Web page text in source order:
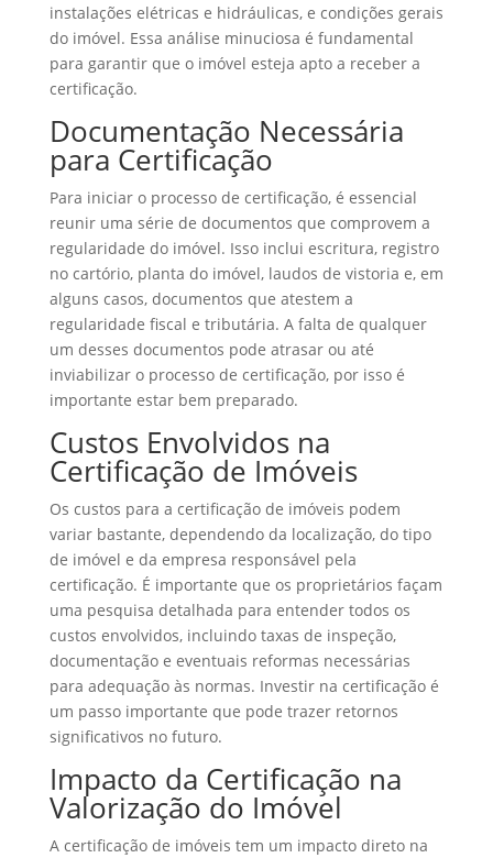
instalações elétricas e hidráulicas, e condições gerais
do imóvel. Essa análise minuciosa é fundamental
para garantir que o imóvel esteja apto a receber a
certificação.
Documentação Necessária
para Certificação
Para iniciar o processo de certificação, é essencial
reunir uma série de documentos que comprovem a
regularidade do imóvel. Isso inclui escritura, registro
no cartório, planta do imóvel, laudos de vistoria e, em
alguns casos, documentos que atestem a
regularidade fiscal e tributária. A falta de qualquer
um desses documentos pode atrasar ou até
inviabilizar o processo de certificação, por isso é
importante estar bem preparado.
Custos Envolvidos na
Certificação de Imóveis
Os custos para a certificação de imóveis podem
variar bastante, dependendo da localização, do tipo
de imóvel e da empresa responsável pela
certificação. É importante que os proprietários façam
uma pesquisa detalhada para entender todos os
custos envolvidos, incluindo taxas de inspeção,
documentação e eventuais reformas necessárias
para adequação às normas. Investir na certificação é
um passo importante que pode trazer retornos
significativos no futuro.
Impacto da Certificação na
Valorização do Imóvel
A certificação de imóveis tem um impacto direto na